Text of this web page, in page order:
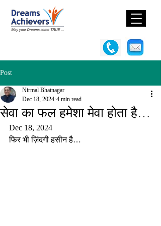
Post
सेवा का फल हमेशा मेवा होता है…
Nirmal Bhatnagar
Dec 18, 2024 4 min read
Dec 18, 2024
फिर भी ज़िंदगी हसीन है…